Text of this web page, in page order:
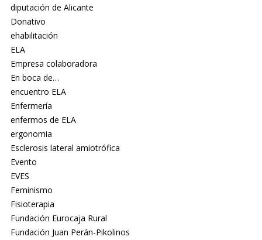
diputación de Alicante
Donativo
ehabilitación
ELA
Empresa colaboradora
En boca de…
encuentro ELA
Enfermería
enfermos de ELA
ergonomia
Esclerosis lateral amiotrófica
Evento
EVES
Feminismo
Fisioterapia
Fundación Eurocaja Rural
Fundación Juan Perán-Pikolinos